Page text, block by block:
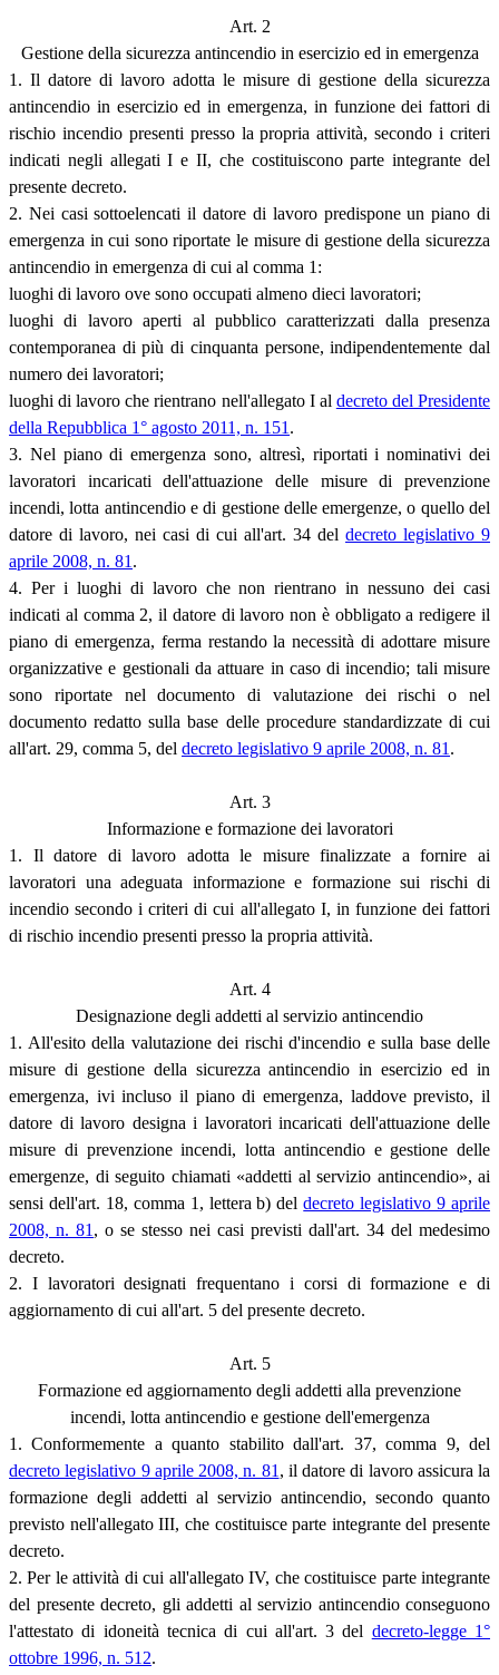
Art. 2
Gestione della sicurezza antincendio in esercizio ed in emergenza
1. Il datore di lavoro adotta le misure di gestione della sicurezza
antincendio in esercizio ed in emergenza, in funzione dei fattori di
rischio incendio presenti presso la propria attività, secondo i criteri
indicati negli allegati I e II, che costituiscono parte integrante del
presente decreto.
2. Nei casi sottoelencati il datore di lavoro predispone un piano di
emergenza in cui sono riportate le misure di gestione della sicurezza
antincendio in emergenza di cui al comma 1:
luoghi di lavoro ove sono occupati almeno dieci lavoratori;
luoghi di lavoro aperti al pubblico caratterizzati dalla presenza
contemporanea di più di cinquanta persone, indipendentemente dal
numero dei lavoratori;
luoghi di lavoro che rientrano nell'allegato I al decreto del Presidente
della Repubblica 1° agosto 2011, n. 151 .
3. Nel piano di emergenza sono, altresì, riportati i nominativi dei
lavoratori incaricati dell'attuazione delle misure di prevenzione
incendi, lotta antincendio e di gestione delle emergenze, o quello del
datore di lavoro, nei casi di cui all'art. 34 del decreto legislativo 9
aprile 2008, n. 81 .
4. Per i luoghi di lavoro che non rientrano in nessuno dei casi
indicati al comma 2, il datore di lavoro non è obbligato a redigere il
piano di emergenza, ferma restando la necessità di adottare misure
organizzative e gestionali da attuare in caso di incendio; tali misure
sono riportate nel documento di valutazione dei rischi o nel
documento redatto sulla base delle procedure standardizzate di cui
all'art. 29, comma 5, del decreto legislativo 9 aprile 2008, n. 81 .
Art. 3
Informazione e formazione dei lavoratori
1. Il datore di lavoro adotta le misure finalizzate a fornire ai
lavoratori una adeguata informazione e formazione sui rischi di
incendio secondo i criteri di cui all'allegato I, in funzione dei fattori
di rischio incendio presenti presso la propria attività.
Art. 4
Designazione degli addetti al servizio antincendio
1. All'esito della valutazione dei rischi d'incendio e sulla base delle
misure di gestione della sicurezza antincendio in esercizio ed in
emergenza, ivi incluso il piano di emergenza, laddove previsto, il
datore di lavoro designa i lavoratori incaricati dell'attuazione delle
misure di prevenzione incendi, lotta antincendio e gestione delle
emergenze, di seguito chiamati «addetti al servizio antincendio», ai
sensi dell'art. 18, comma 1, lettera b) deldecreto legislativo 9 aprile
2008, n. 81 , o se stesso nei casi previsti dall'art. 34 del medesimo
decreto.
2. I lavoratori designati frequentano i corsi di formazione e di
aggiornamento di cui all'art. 5 del presente decreto.
Art. 5
Formazione ed aggiornamento degli addetti alla prevenzione
incendi, lotta antincendio e gestione dell'emergenza
1. Conformemente a quanto stabilito dall'art. 37, comma 9, del
decreto legislativo 9 aprile 2008, n. 81 , il datore di lavoro assicura la
formazione degli addetti al servizio antincendio, secondo quanto
previsto nell'allegato III, che costituisce parte integrante del presente
decreto.
2. Per le attività di cui all'allegato IV, che costituisce parte integrante
del presente decreto, gli addetti al servizio antincendio conseguono
l'attestato di idoneità tecnica di cui all'art. 3 del decreto-legge 1°
ottobre 1996, n. 512.